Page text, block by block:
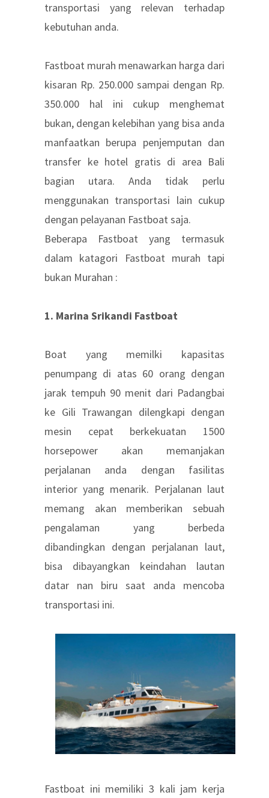
transportasi yang relevan terhadap
kebutuhan anda.
Fastboat murah menawarkan harga dari
kisaran Rp. 250.000 sampai dengan Rp.
350.000 hal ini cukup menghemat
bukan, dengan kelebihan yang bisa anda
manfaatkan berupa penjemputan dan
transfer ke hotel gratis di area Bali
bagian utara. Anda tidak perlu
menggunakan transportasi lain cukup
dengan pelayanan Fastboat saja.
Beberapa Fastboat yang termasuk
dalam katagori Fastboat murah tapi
bukan Murahan :
1. Marina Srikandi Fastboat
Boat yang memilki kapasitas
penumpang di atas 60 orang dengan
jarak tempuh 90 menit dari Padangbai
ke Gili Trawangan dilengkapi dengan
mesin cepat berkekuatan 1500
horsepower akan memanjakan
perjalanan anda dengan fasilitas
interior yang menarik. Perjalanan laut
memang akan memberikan sebuah
pengalaman yang berbeda
dibandingkan dengan perjalanan laut,
bisa dibayangkan keindahan lautan
datar nan biru saat anda mencoba
transportasi ini.
Fastboat ini memiliki 3 kali jam kerja